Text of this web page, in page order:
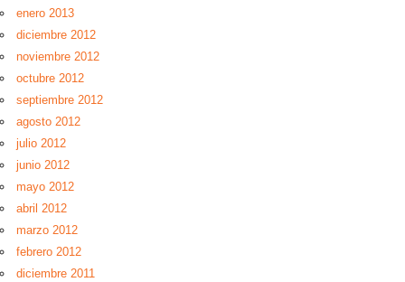
enero 2013
diciembre 2012
noviembre 2012
octubre 2012
septiembre 2012
agosto 2012
julio 2012
junio 2012
mayo 2012
abril 2012
marzo 2012
febrero 2012
diciembre 2011